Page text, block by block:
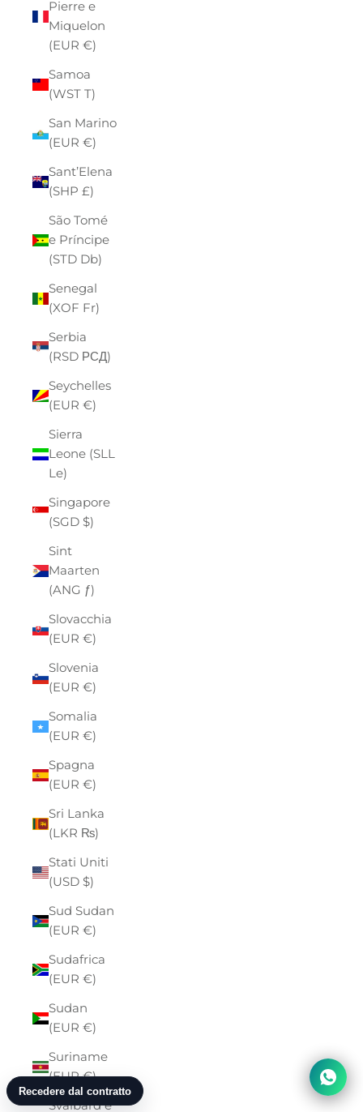
Pierre e
Miquelon
(EUR €)
Samoa
(WST T)
San Marino
(EUR €)
Sant’Elena
(SHP £)
São Tomé
e Príncipe
(STD Db)
Senegal
(XOF Fr)
Serbia
(RSD РСД)
Seychelles
(EUR €)
Sierra
Leone (SLL
Le)
Singapore
(SGD $)
Sint
Maarten
(ANG ƒ)
Slovacchia
(EUR €)
Slovenia
(EUR €)
Somalia
(EUR €)
Spagna
(EUR €)
Sri Lanka
(LKR ₨)
Stati Uniti
(USD $)
Sud Sudan
(EUR €)
Sudafrica
(EUR €)
Sudan
(EUR €)
Suriname
(EUR €)
Svalbard e